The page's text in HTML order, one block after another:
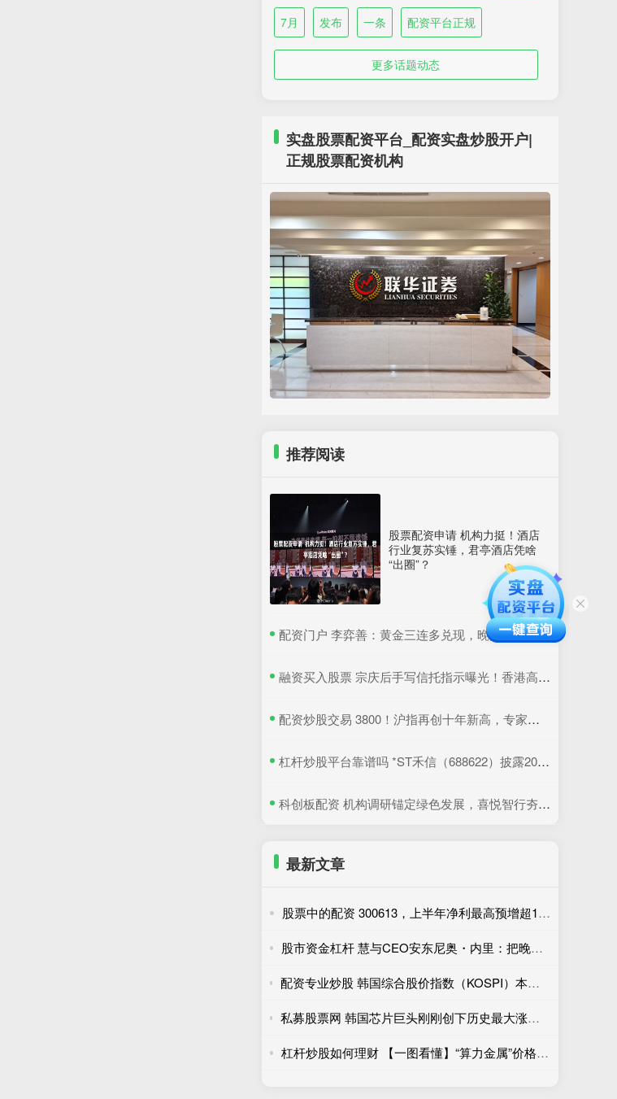
7月 发布 一条 配资平台正规
更多话题动态
实盘股票配资平台_配资实盘炒股开户|
正规股票配资机构
推荐阅读
股票配资申请 机构力挺！酒店
行业复苏实锤，君亭酒店凭啥
“出圈”？
​配资门户 李弈善：黄金三连多兑现，晚间68继续多！
​融资买入股票 宗庆后手写信托指示曝光！香港高院判了：宗馥莉暂不得挪动汇丰账户资产
​配资炒股交易 3800！沪指再创十年新高，专家：牛市是经济增长重要引擎
​杠杆炒股平台靠谱吗 *ST禾信（688622）披露2025年年度股东会决议公告，5月22日股价上涨3.33%
​科创板配资 机构调研锚定绿色发展，喜悦智行夯实可循环包装行业优势
最新文章
股票中的配资 300613，上半年净利最高预增超14倍！
股市资金杠杆 慧与CEO安东尼奥・内里：把晚间时间全权交给团队
配资专业炒股 韩国综合股价指数（KOSPI）本月下跌22.19%，收于6595.45点
私募股票网 韩国芯片巨头刚刚创下历史最大涨幅——这对全球AI交易意味着什么？
杠杆炒股如何理财 【一图看懂】“算力金属”价格狂飙，哪些公司受益？